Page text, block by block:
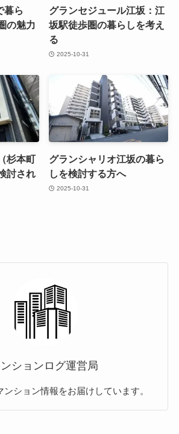
暮ら
の魅力
グランセジュール江坂：江
坂駅徒歩圏の暮らしを考え
る
2025-10-31
杉本町
討され
グランシャリオ江坂の暮ら
しを検討する方へ
2025-10-31
ションログ運営局
ンション情報をお届けしています。